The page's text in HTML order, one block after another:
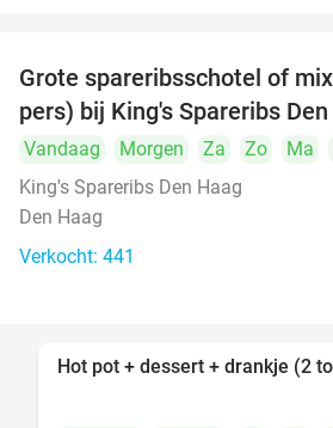
Grote spareribsschotel of
pers) bij King's Spareribs
Vandaag Morgen Za Zo Ma
King's Spareribs Den Haag
Den Haag
Verkocht: 441
Hot pot + dessert + drankje (2